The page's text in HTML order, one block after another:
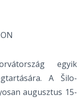
egyik
A Šilo-
augusztus 15-